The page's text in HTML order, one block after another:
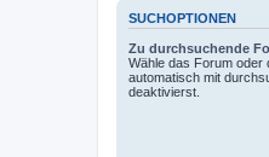
SUCHOPTIONEN
Zu durchsuchende
Wähle das Forum oder
automatisch mit
deaktivierst.